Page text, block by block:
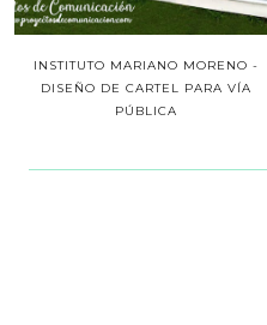
INSTITUTO MARIANO MORENO -
DISEÑO DE CARTEL PARA VÍA
PÚBLICA